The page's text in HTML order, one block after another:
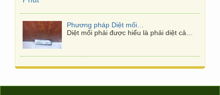
Diệt mối phải được hiểu là phải diệt cả…
Diệt mối tại quận 7